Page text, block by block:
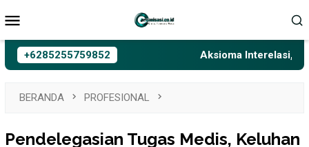
ke
Mobile
+6285255759852 Aksioma Interelasi,
BERANDA PROFESIONAL
Pendelegasian Tugas Medis, Keluhan